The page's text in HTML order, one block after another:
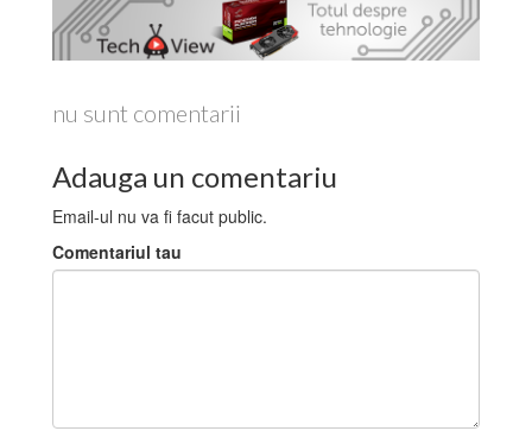
nu sunt comentarii
Adauga un comentariu
Email-ul nu va fi facut public.
Comentariul tau